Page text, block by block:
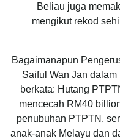
Beliau juga
mengikut rekod
Bagaimanapun
Saiful Wan Jan
berkata: Hutang
mencecah RM40
penubuhan PTPTN,
anak-anak Melayu dan